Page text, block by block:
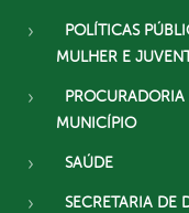
POLÍTICAS
MULHER E
MUNICÍPIO
SAÚDE
SECRETARIA DE